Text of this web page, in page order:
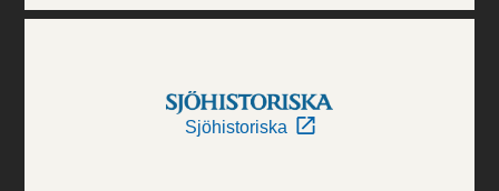
Sjöhistoriska